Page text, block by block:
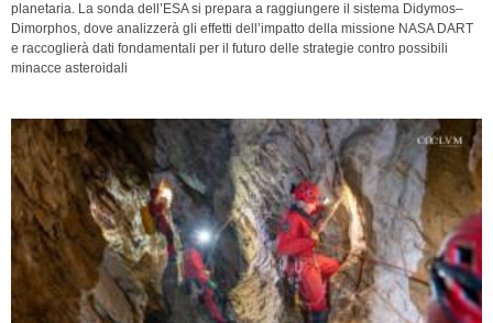
planetaria. La sonda dell’ESA si prepara a raggiungere il sistema Didymos–
Dimorphos, dove analizzerà gli effetti dell’impatto della missione NASA DART
e raccoglierà dati fondamentali per il futuro delle strategie contro possibili
minacce asteroidali